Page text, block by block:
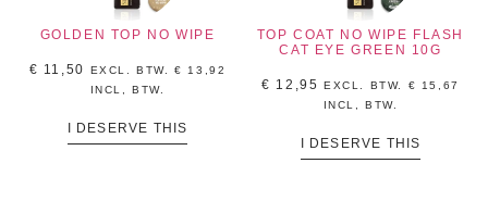
GOLDEN TOP NO WIPE
€ 11,50 EXCL. BTW.€ 13,92
INCL, BTW.
I DESERVE THIS
TOP COAT NO WIPE FLASH
CAT EYE GREEN 10G
€ 12,95 EXCL. BTW. € 15,67
INCL, BTW.
I DESERVE THIS